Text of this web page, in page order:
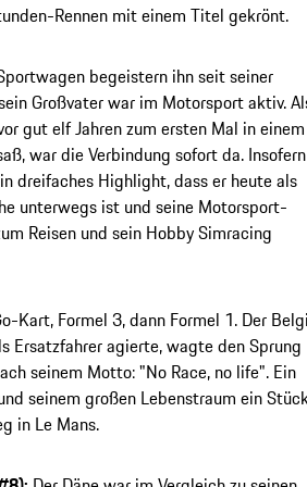
Rennen mit einem Titel gekrönt.
begeistern ihn seit seiner
Großvater war im Motorsport aktiv.
gut elf Jahren zum ersten Mal in einem
war die Verbindung sofort da.
dreifaches Highlight, dass er heute als
unterwegs ist und seine Motorsport-
Reisen und sein Hobby Simracing
Kart, Formel 3, dann Formel 1. Der
Ersatzfahrer agierte, wagte den Sprung
seinem Motto: "No Race, no life". Ein
seinem großen Lebenstraum ein
in Le Mans.